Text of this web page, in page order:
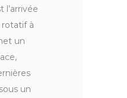
l’arrivée
rotatif à
un
un